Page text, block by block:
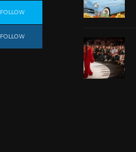
FOLLOW
FOLLOW